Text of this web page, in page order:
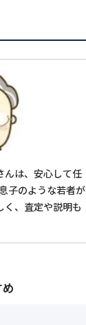
んは、安心して任
子のような若者が
、査定や説明も